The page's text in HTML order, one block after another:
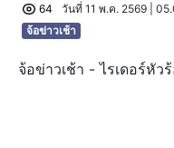
64
วันที่ 11 พ.ค. 2569 |
จ้อข่าวเช้า
จ้อข่าวเช้า - ไรเดอร์หั